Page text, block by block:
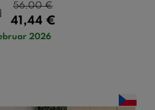
41,44 €
56,00€
2026